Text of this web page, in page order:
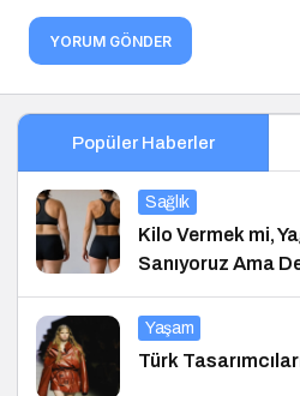
YORUM GÖNDER
Popüler Haberler
Sağlık
Kilo Vermek mi,
Sanıyoruz Ama
Yaşam
Türk